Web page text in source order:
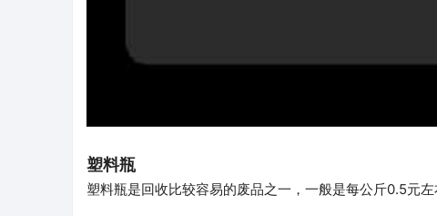
塑料瓶
塑料瓶是回收比较容易的废品之一，一般是每公斤0.5元